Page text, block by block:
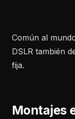
Común al
DSLR también
fija.
Montajes